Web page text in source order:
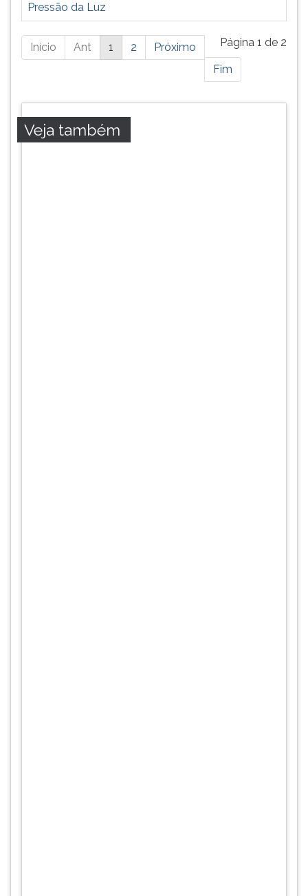
Pressão da Luz
Página 1 de 2
Está
página
resultados,
pressione
tab
Início Ant 1 2
Próximo
Fim
Veja também